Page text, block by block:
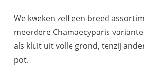
We kweken zelf een breed
meerdere Chamaecyparis-
als kluit uit volle grond, tenzij
pot.